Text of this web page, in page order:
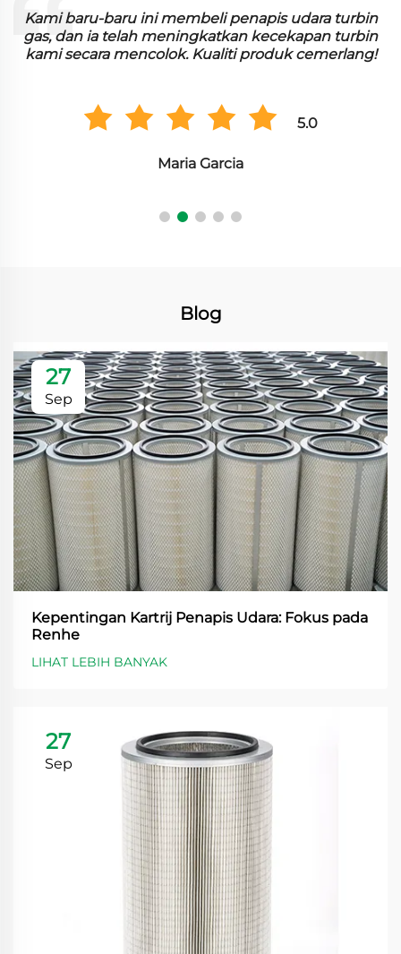
baru-baru ini membeli penapis udara turbin
dan ia telah meningkatkan kecekapan turbin
secara mencolok. Kualiti produk cemerlang!
5.0
Maria Garcia
Bahan
di
Blog
27
Sep
Kepentingan Kartrij Penapis Udara: Fokus pada
Renhe
LIHAT LEBIH BANYAK
27
Sep